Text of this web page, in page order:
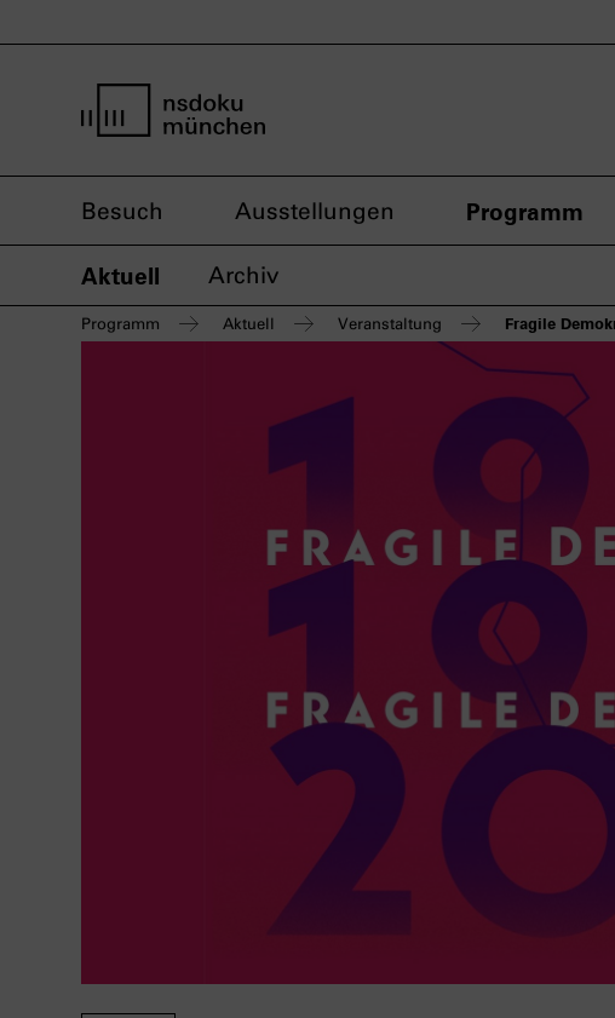
Besuch Ausstellungen Programm
Aktuell Archiv
Programm Aktuell Veranstaltung Fragile